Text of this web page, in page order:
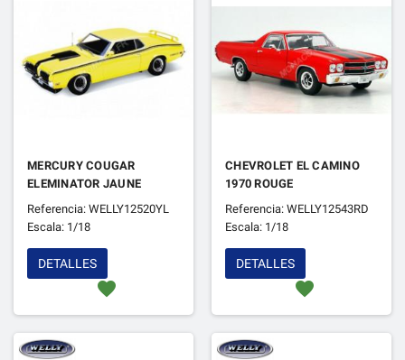
MERCURY COUGAR
ELEMINATOR JAUNE
Referencia: WELLY12520YL
Escala: 1/18
favorite
DETALLES
CHEVROLET EL CAMINO
1970 ROUGE
Referencia: WELLY12543RD
Escala: 1/18
favorite
DETALLES